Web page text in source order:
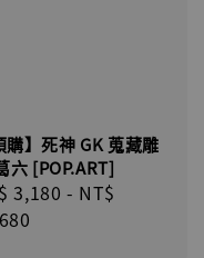
購】死神 GK 蒐藏雕
六 [POP.ART]
3,180 - NT$